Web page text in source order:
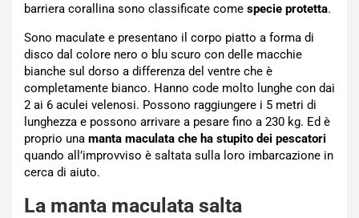
barriera corallina sono classificate come specie protetta.
Sono maculate e presentano il corpo piatto a forma di
disco dal colore nero o blu scuro con delle macchie
bianche sul dorso a differenza del ventre che è
completamente bianco. Hanno code molto lunghe con dai
2 ai 6 aculei velenosi. Possono raggiungere i 5 metri di
lunghezza e possono arrivare a pesare fino a 230 kg. Ed è
proprio una manta maculata che ha stupito dei pescatori
quando all’improvviso è saltata sulla loro imbarcazione in
cerca di aiuto.
La manta maculata salta